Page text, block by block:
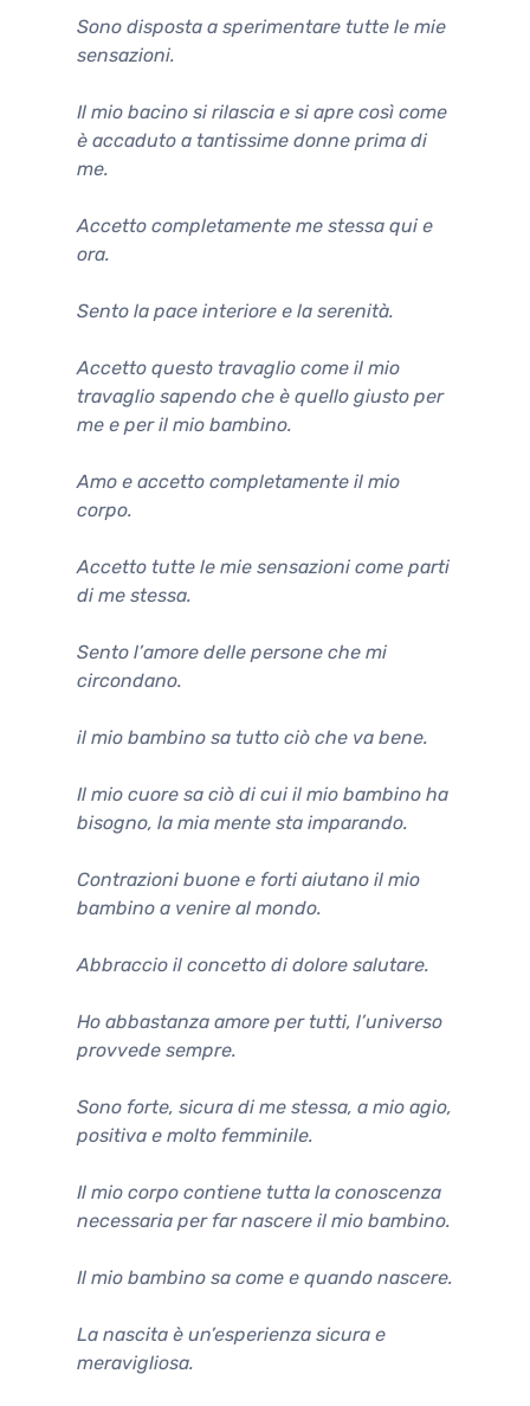
Sono disposta a sperimentare tutte le mie
sensazioni.
Il mio bacino si rilascia e si apre così come
è accaduto a tantissime donne prima di
me.
Accetto completamente me stessa qui e
ora.
Sento la pace interiore e la serenità.
Accetto questo travaglio come il mio
travaglio sapendo che è quello giusto per
me e per il mio bambino.
Amo e accetto completamente il mio
corpo.
Accetto tutte le mie sensazioni come parti
di me stessa.
Sento l’amore delle persone che mi
circondano.
il mio bambino sa tutto ciò che va bene.
Il mio cuore sa ciò di cui il mio bambino ha
bisogno, la mia mente sta imparando.
Contrazioni buone e forti aiutano il mio
bambino a venire al mondo.
Abbraccio il concetto di dolore salutare.
Ho abbastanza amore per tutti, l’universo
provvede sempre.
Sono forte, sicura di me stessa, a mio agio,
positiva e molto femminile.
Il mio corpo contiene tutta la conoscenza
necessaria per far nascere il mio bambino.
Il mio bambino sa come e quando nascere.
La nascita è un’esperienza sicura e
meravigliosa.